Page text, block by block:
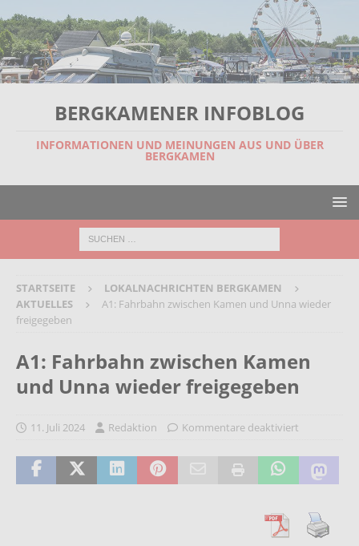
BERGKAMENER INFOBLOG
INFORMATIONEN UND MEINUNGEN AUS UND ÜBER
BERGKAMEN
STARTSEITE
LOKALNACHRICHTEN BERGKAMEN
AKTUELLES
A1: Fahrbahn zwischen Kamen und Unna wieder
freigegeben
A1: Fahrbahn zwischen Kamen
und Unna wieder freigegeben
11. Juli 2024 Redaktion Kommentare deaktiviert